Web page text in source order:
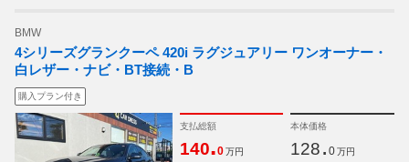
BMW
4シリーズグランクーペ 420i ラグジュアリー ワンオーナー・
白レザー・ナビ・BT接続・B
購入プラン付き
支払総額
140.0 万円
本体価格
128. 0 万円